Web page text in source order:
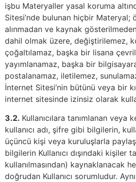
işbu Materyaller yasal koruma
Sitesi’nde bulunan hiçbir Materyal;
alınmadan ve kaynak
dahil olmak üzere, değiştirilemez,
çoğaltılamaz, başka bir lisana
yayımlanamaz, başka bir
postalanamaz, iletilemez,
İnternet Sitesi’nin bütünü veya bir
internet sitesinde izinsiz olarak
3.2. Kullanıcılara tanımlanan veya
kullanıcı adı, şifre gibi bilgilerin,
üçüncü kişi veya kuruluşlarla
bilgilerin Kullanıcı dışındaki kişiler
kullanılmasından) kaynaklanacak
doğrudan Kullanıcı sorumludur.